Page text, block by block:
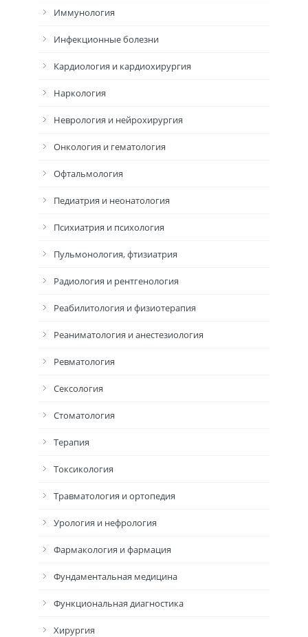
Иммунология
Инфекционные болезни
Кардиология и кардиохирургия
Наркология
Неврология и нейрохирургия
Онкология и гематология
Офтальмология
Педиатрия и неонатология
Психиатрия и психология
Пульмонология, фтизиатрия
Радиология и рентгенология
Реабилитология и физиотерапия
Реаниматология и анестезиология
Ревматология
Сексология
Стоматология
Терапия
Токсикология
Травматология и ортопедия
Урология и нефрология
Фармакология и фармация
Фундаментальная медицина
Функциональная диагностика
Хирургия